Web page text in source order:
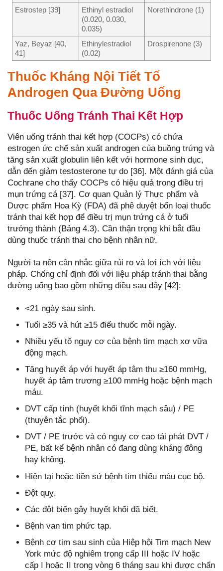
Estrostep [39]
Ethinyl estradiol
(0.020, 0.030,
0.035)
Norethindrone (1)
Yaz, Beyaz [40,
41]
Ethinylestradiol
(0.02)
Drospirenone (3)
Thuốc Kháng Nội Tiết Tố
Androgen Qua Đường Uống
Thuốc Uống Tránh Thai Kết Hợp
Viên uống tránh thai kết hợp (COCPs) có chứa
estrogen ức chế sản xuất androgen của buồng trứng và
tăng sản xuất globulin liên kết với hormone sinh dục,
dẫn đến giảm testosterone tự do [36]. Một đánh giá của
Cochrane cho thấy COCPs có hiệu quả trong điều trị
mụn trứng cá [37]. Cơ quan Quản lý Thực phẩm và
Dược phẩm Hoa Kỳ (FDA) đã phê duyệt bốn loại thuốc
tránh thai kết hợp để điều trị mụn trứng cá ở tuổi
trưởng thành (Bảng 4.3). Cần thận trọng khi bắt đầu
dùng thuốc tránh thai cho bệnh nhân nữ.
Người ta nên cân nhắc giữa rủi ro và lợi ích với liệu
pháp. Chống chỉ định đối với liệu pháp tránh thai bằng
đường uống bao gồm những điều sau đây [42]:
<21 ngày sau sinh.
Tuổi ≥35 và hút ≥15 điếu thuốc mỗi ngày.
Nhiều yếu tố nguy cơ của bệnh tim mạch xơ vữa
động mạch.
Tăng huyết áp với huyết áp tâm thu ≥160 mmHg,
huyết áp tâm trương ≥100 mmHg hoặc bệnh mạch
máu.
DVT cấp tính (huyết khối tĩnh mạch sâu) / PE
(thuyên tắc phổi).
DVT / PE trước và có nguy cơ cao tái phát DVT /
PE, bất kể bệnh nhân có đang dùng kháng đông
hay không.
Hiện tại hoặc tiền sử bệnh tim thiếu máu cục bộ.
Đột quỵ.
Các đột biến gây huyết khối đã biết.
Bệnh van tim phức tạp.
Bệnh cơ tim sau sinh của Hiệp hội Tim mạch New
York mức độ nghiêm trọng cấp III hoặc IV hoặc
cấp I hoặc II trong vòng 6 tháng sau khi được chẩn